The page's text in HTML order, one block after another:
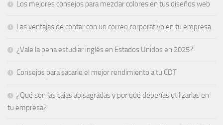
Los mejores consejos para mezclar colores en tus diseños web
Las ventajas de contar con un correo corporativo en tu empresa
¿Vale la pena estudiar inglés en Estados Unidos en 2025?
Consejos para sacarle el mejor rendimiento a tu CDT
¿Qué son las cajas abisagradas y por qué deberías utilizarlas en
tu empresa?